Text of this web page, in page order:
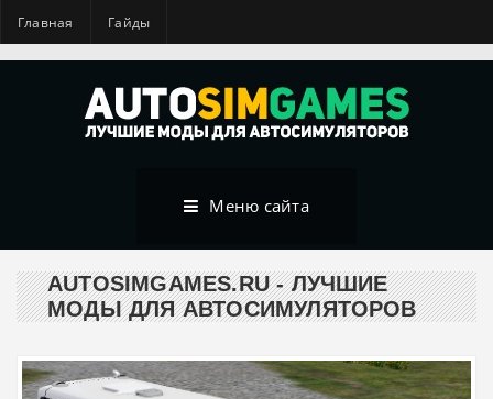
Главная Гайды
Меню сайта
AUTOSIMGAMES.RU - ЛУЧШИЕ
МОДЫ ДЛЯ АВТОСИМУЛЯТОРОВ